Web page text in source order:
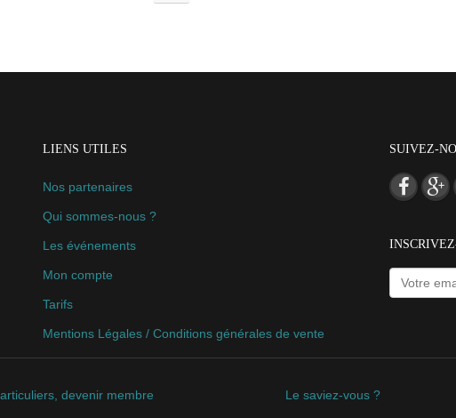
LIENS UTILES
Nos partenaires
Qui sommes-nous ?
Les événements
Mon compte
Tarifs
Mentions Légales / Conditions générales de vente
SUIVEZ-
devenir membre Le saviez-vous ?